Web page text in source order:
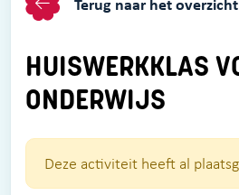
HUISWERKKLAS
ONDERWIJS
Deze activiteit heeft al